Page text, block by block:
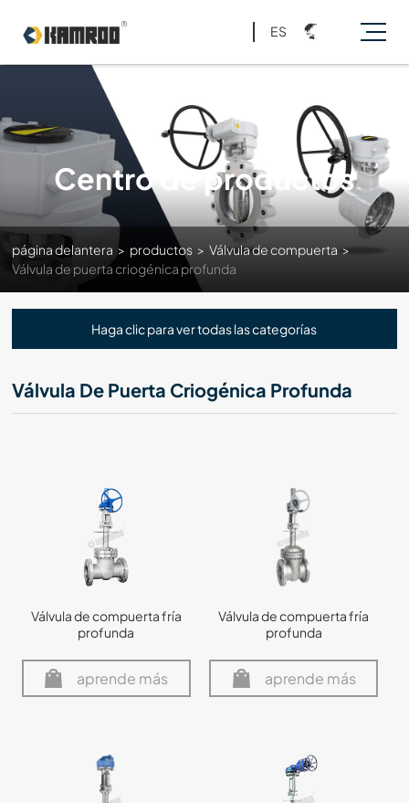
ES
Centro de productos
página delantera > productos > Válvula de compuerta >
Válvula de puerta criogénica profunda
Haga clic para ver todas las categorías
Válvula De Puerta Criogénica Profunda
Válvula de compuerta fría
profunda
aprende más
Válvula de compuerta fría
profunda
aprende más